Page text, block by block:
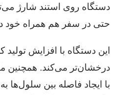
دستگاه روی استند شارژ
حتی در سفر هم همراه خود
این دستگاه با افزایش
درخشان‌تر می‌کند. همچنین
با ایجاد فاصله بین سلول‌ها